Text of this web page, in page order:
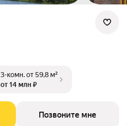
3-комн.от 59,8 м²
от 14 млн ₽
Позвоните мне